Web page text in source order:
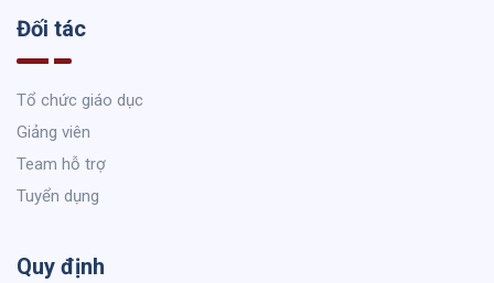
Đối tác
Tổ chức giáo dục
Giảng viên
Team hỗ trợ
Tuyển dụng
Quy định